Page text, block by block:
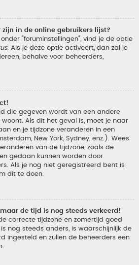
in de online gebruikers lijst?
"foruminstellingen", vind je de optie
. Als je deze optie activeert, dan zal je
behalve voor beheerders,
die gegeven wordt van een andere
Als dit het geval is, moet je naar
en je tijdzone veranderen in een
New York, Sydney, enz.). Wees
van de tijdzone, zoals de
gedaan kunnen worden door
Als je nog niet geregistreerd bent is
dit te doen.
de tijd is nog steeds verkeerd!
correcte tijdzone en zomertijd goed
nog steeds anders, is waarschijnlijk de
ingesteld en zullen de beheerders een